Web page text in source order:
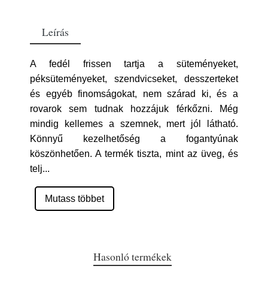
Leírás
A fedél frissen tartja a süteményeket,
péksüteményeket, szendvicseket, desszerteket
és egyéb finomságokat, nem szárad ki, és a
rovarok sem tudnak hozzájuk férkőzni. Még
mindig kellemes a szemnek, mert jól látható.
Könnyű kezelhetőség a fogantyúnak
köszönhetően. A termék tiszta, mint az üveg, és
telj...
Mutass többet
Hasonló termékek